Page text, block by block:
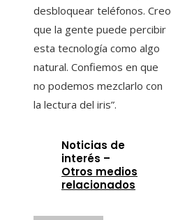
desbloquear teléfonos. Creo
que la gente puede percibir
esta tecnología como algo
natural. Confiemos en que
no podemos mezclarlo con
la lectura del iris”.
Noticias de
interés –
Otros medios
relacionados